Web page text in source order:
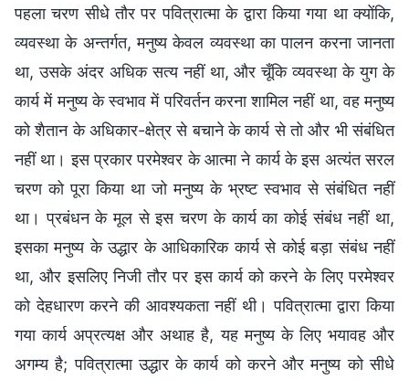
पहला चरण सीधे तौर पर पवित्रात्मा के द्वारा किया गया था क्योंकि,
व्यवस्था के अन्तर्गत, मनुष्य केवल व्यवस्था का पालन करना जानता
था, उसके अंदर अधिक सत्य नहीं था, और चूँकि व्यवस्था के युग के
कार्य में मनुष्य के स्वभाव में परिवर्तन करना शामिल नहीं था, वह मनुष्य
को शैतान के अधिकार-क्षेत्र से बचाने के कार्य से तो और भी संबंधित
नहीं था। इस प्रकार परमेश्वर के आत्मा ने कार्य के इस अत्यंत सरल
चरण को पूरा किया था जो मनुष्य के भ्रष्ट स्वभाव से संबंधित नहीं
था। प्रबंधन के मूल से इस चरण के कार्य का कोई संबंध नहीं था,
इसका मनुष्य के उद्धार के आधिकारिक कार्य से कोई बड़ा संबंध नहीं
था, और इसलिए निजी तौर पर इस कार्य को करने के लिए परमेश्वर
को देहधारण करने की आवश्यकता नहीं थी। पवित्रात्मा द्वारा किया
गया कार्य अप्रत्यक्ष और अथाह है, यह मनुष्य के लिए भयावह और
अगम्य है; पवित्रात्मा उद्धार के कार्य को करने और मनुष्य को सीधे